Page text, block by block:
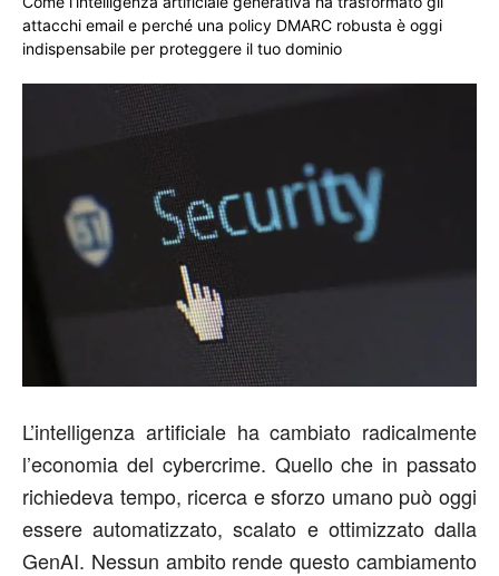
attacchi email e perché una policy DMARC robusta è oggi
indispensabile per proteggere il tuo dominio
L’intelligenza artificiale ha cambiato radicalmente
l’economia del cybercrime. Quello che in passato
richiedeva tempo, ricerca e sforzo umano può oggi
essere automatizzato, scalato e ottimizzato dalla
GenAI. Nessun ambito rende questo cambiamento